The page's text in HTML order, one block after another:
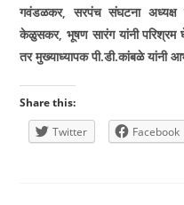
गवंडळकर,सरपंच संघटना अध्यक्ष
केळुसकर,भूषण सारंग यांनी परिश्रम
तर मुख्याध्यापक पी.डी.कांबळे यांनी
Share this:
Twitter
Facebook